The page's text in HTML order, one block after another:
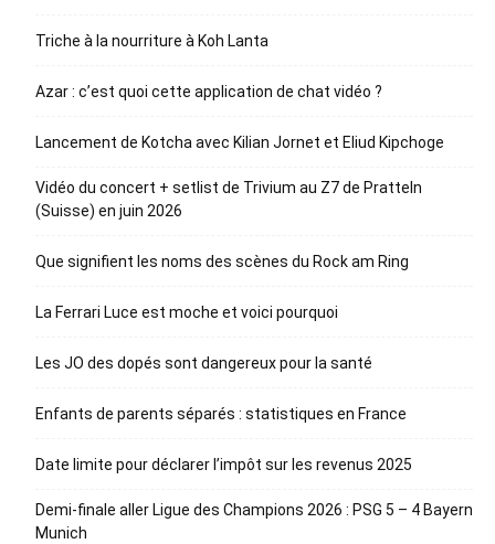
Triche à la nourriture à Koh Lanta
Azar : c’est quoi cette application de chat vidéo ?
Lancement de Kotcha avec Kilian Jornet et Eliud Kipchoge
Vidéo du concert + setlist de Trivium au Z7 de Pratteln
(Suisse) en juin 2026
Que signifient les noms des scènes du Rock am Ring
La Ferrari Luce est moche et voici pourquoi
Les JO des dopés sont dangereux pour la santé
Enfants de parents séparés : statistiques en France
Date limite pour déclarer l’impôt sur les revenus 2025
Demi-finale aller Ligue des Champions 2026 : PSG 5 – 4 Bayern
Munich